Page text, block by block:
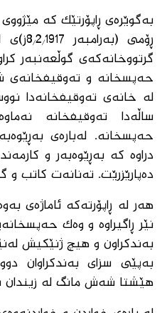
ڕۆمی
گرتووخانەكەی گوڵعەنبەر
حەپسخانە و تەوقیفخانەی
لە خانەی تەوقیفخانەدا
ساڵەدا تەوقیفخانە
حەپسخانە. لەبارەی
دراوە كە بەڕێوەبەر و
دەپارێزرێت. تەنانەت كاتب و
هەر لە ڕاپۆرتەكە ئاماژەی
نێر ڕاگیراوە و وەك
بەندكراون و هیچ ژنێكیش
بەپێی سزای بەندكراوان
هێشتا شەش مانگ لە زیندان